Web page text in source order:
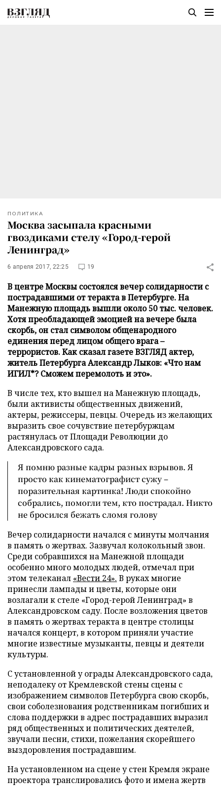
ПОЛИТИКА
Москва засыпала красными
гвоздиками стелу «Город-герой
Ленинград»
6 апреля 2017, 22:25 19
В центре Москвы состоялся вечер солидарности с
пострадавшими от теракта в Петербурге. На
Манежную площадь вышли около 50 тыс. человек.
Хотя преобладающей эмоцией на вечере была
скорбь, он стал символом общенародного
единения перед лицом общего врага –
террористов. Как сказал газете ВЗГЛЯД актер,
житель Петербурга Александр Лыков: «Что нам
ИГИЛ*? Сможем перемолоть и это».
В числе тех, кто вышел на Манежную площадь,
были активисты общественных движений,
актеры, режиссеры, певцы. Очередь из желающих
выразить свое сочувствие петербуржцам
растянулась от Площади Революции до
Александровского сада.
Я помню разные кадры разных взрывов. Я
просто как кинематографист сужу –
поразительная картинка! Люди спокойно
собрались, помогли тем, кто пострадал. Никто
не бросился бежать сломя голову
Вечер солидарности начался с минуты молчания
в память о жертвах. Зазвучал колокольный звон.
Среди собравшихся на Манежной площади
особенно много молодых людей, отмечал при
этом телеканал «Вести 24». В руках многие
принесли лампады и цветы, которые они
возлагали к стеле «Город-герой Ленинград» в
Александровском саду. После возложения цветов
в память о жертвах теракта в центре столицы
начался концерт, в котором приняли участие
многие известные музыканты, певцы и деятели
культуры.
С установленной у ограды Александровского сада,
неподалеку от Кремлевской стены сцены с
изображением символов Петербурга свою скорбь,
свои соболезнования родственникам погибших и
слова поддержки в адрес пострадавших выразил
ряд общественных и политических деятелей,
звучали песни, стихи, пожелания скорейшего
выздоровления пострадавшим.
На установленном на сцене у стен Кремля экране
проектора транслировались фото и имена жертв